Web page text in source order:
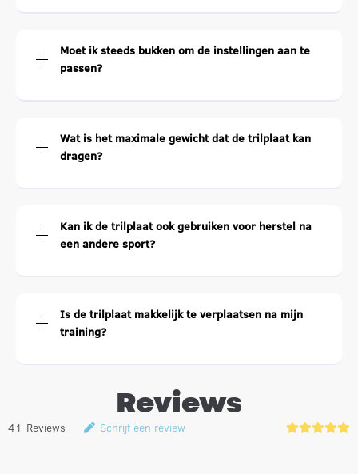
Moet ik steeds bukken om de instellingen aan te
passen?
Wat is het maximale gewicht dat de trilplaat kan
dragen?
Kan ik de trilplaat ook gebruiken voor herstel na
een andere sport?
Is de trilplaat makkelijk te verplaatsen na mijn
training?
Reviews
41 Reviews Schrijf een review